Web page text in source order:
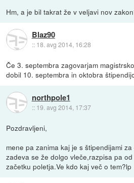
Hm, a je bil takrat že v veljavi nov
Blaz90
:: 18. avg 2014, 16:28
Če 3. septembra zagovarjam
dobil 10. septembra in oktobra
northpole1
:: 19. avg 2014, 17:37
Pozdravljeni,
mene pa zanima kaj je s štipendijami
zadeva se že dolgo vleče,razpisa pa
začetku poletja.Ve kdo kaj več o tem?lp